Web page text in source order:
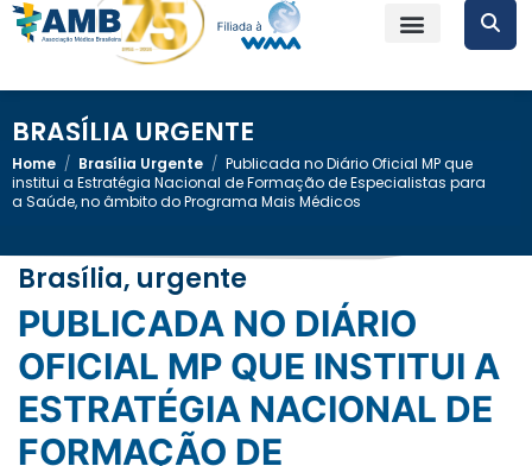
BRASÍLIA URGENTE
Home / Brasília Urgente / Publicada no Diário Oficial MP que
institui a Estratégia Nacional de Formação de Especialistas para
a Saúde, no âmbito do Programa Mais Médicos
Brasília, urgente
PUBLICADA NO DIÁRIO
OFICIAL MP QUE INSTITUI A
ESTRATÉGIA NACIONAL DE
FORMAÇÃO DE